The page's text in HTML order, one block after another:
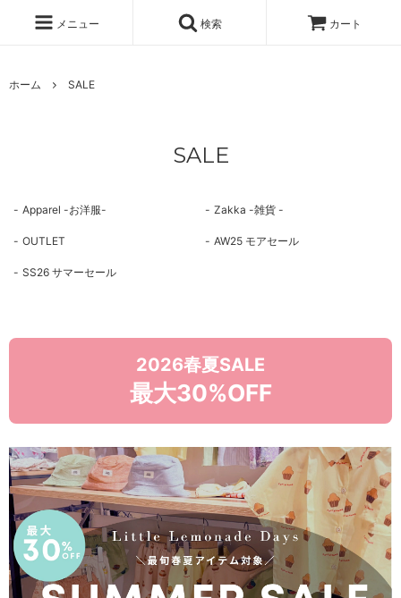
メニュー 検索 カート
ホーム SALE
SALE
Apparel -お洋服- Zakka -雑貨 -
OUTLET AW25 モアセール
SS26 サマーセール
2026春夏SALE
最大30%OFF